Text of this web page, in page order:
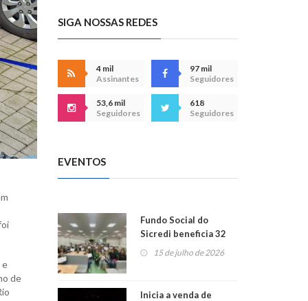
e
de
SIGA NOSSAS REDES
4 mil
Assinantes
97 mil
Seguidores
53,6 mil
Seguidores
618
Seguidores
EVENTOS
Fundo Social do
Sicredi beneficia 32
projetos em
15 de julho de 2026
Inicia a venda de